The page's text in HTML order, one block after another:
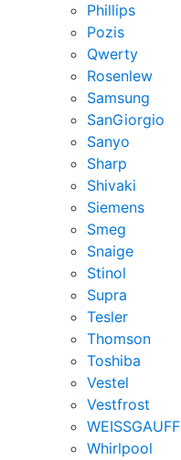
Phillips
Pozis
Qwerty
Rosenlew
Samsung
SanGiorgio
Sanyo
Sharp
Shivaki
Siemens
Smeg
Snaige
Stinol
Supra
Tesler
Thomson
Toshiba
Vestel
Vestfrost
WEISSGAUFF
Whirlpool